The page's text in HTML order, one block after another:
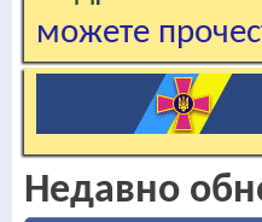
можете
Недавно